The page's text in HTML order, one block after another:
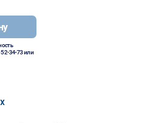
34-73или